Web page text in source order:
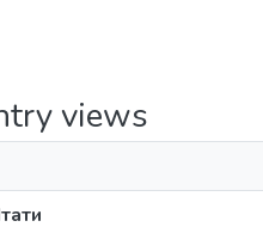
views